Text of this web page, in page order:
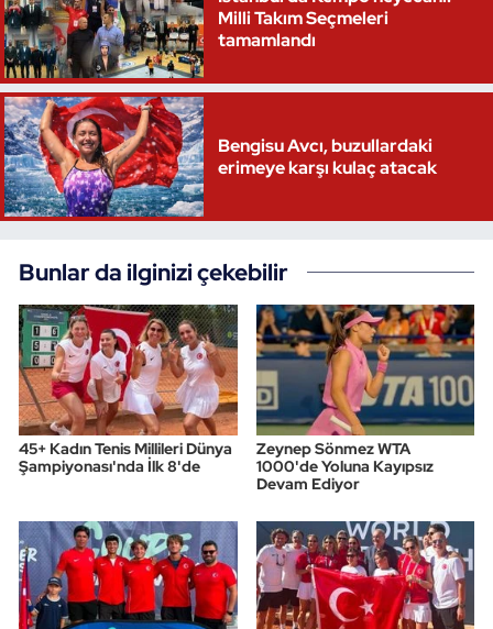
Milli Takım Seçmeleri
tamamlandı
Bengisu Avcı, buzullardaki
erimeye karşı kulaç atacak
Bunlar da ilginizi çekebilir
45+ Kadın Tenis Millileri Dünya
Şampiyonası'nda İlk 8'de
Zeynep Sönmez WTA
1000'de Yoluna Kayıpsız
Devam Ediyor
Triatlon
Voleybol
Vücut Geliştirme Fitness
Wushu Kungfu
Yelken
Yüzme